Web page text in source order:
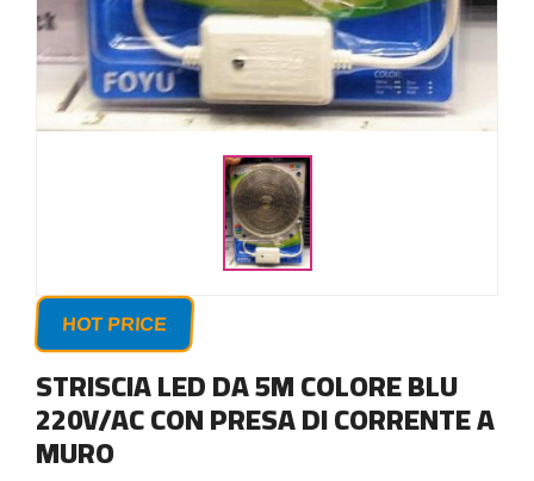
HOT PRICE
STRISCIA LED DA 5M COLORE BLU
220V/AC CON PRESA DI CORRENTE A
MURO